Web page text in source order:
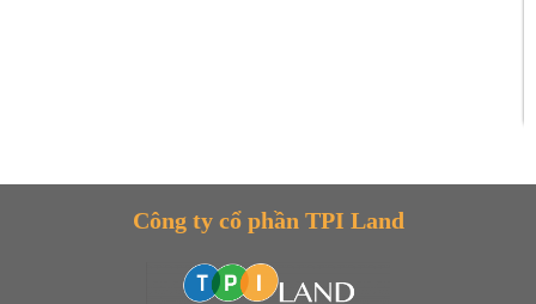
Công ty cổ phần TPI Land